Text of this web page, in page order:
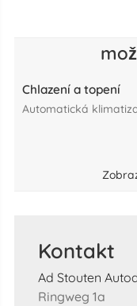
Chlazení a topení
automatická
Kontakt
Ad Stouten
Ringweg 1a